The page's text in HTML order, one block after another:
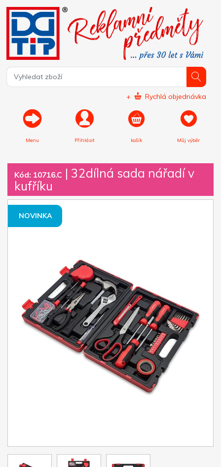
+ Rychlá objednávka
Menu Přihlásit košík Můj výběr
Kód: 10716.C | 32dílná sada nářadí v
kufříku
NOVINKA